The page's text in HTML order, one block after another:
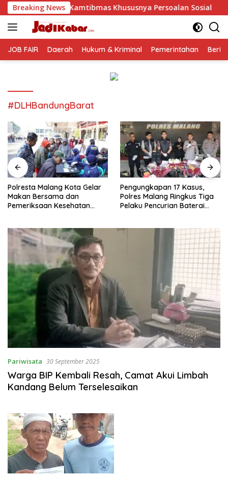
Langsung
ke
konten
Breaking News
Khususnya Persoalan Sosial Polresta Malang
JOB FAIR Daerah Hukum & Kriminal Pemerintahan
#DLHBandungBarat
Polresta Malang Kota Gelar
Makan Bersama dan
Pemeriksaan Kesehatan
Pengungkapan 17 Kasus,
Polres Malang Ringkus Tiga
Pelaku Pencurian Baterai
Pariwisata 30 September 2025
Warga BIP Kembali Resah, Camat Akui Limbah
Kandang Belum Terselesaikan